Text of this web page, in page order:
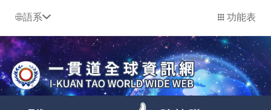
語系 功能表